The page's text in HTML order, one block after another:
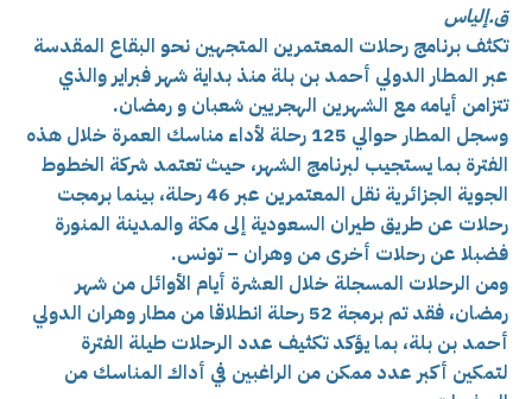
ق.إلياس
تكثف برنامج رحلات المعتمرين المتجهين نحو البقاع المقدسة
عبر المطار الدولي أحمد بن بلة منذ بداية شهر فبراير والذي
تتزامن أيامه مع الشهرين الهجريين شعبان و رمضان.
وسجل المطار حوالي 125 رحلة لأداء مناسك العمرة خلال هذه
الفترة بما يستجيب لبرنامج الشهر، حيث تعتمد شركة الخطوط
الجوية الجزائرية نقل المعتمرين عبر 46 رحلة، بينما برمجت
رحلات عن طريق طيران السعودية إلى مكة والمدينة المنورة
فضبلا عن رحلات أخرى من وهران – تونس.
ومن الرحلات المسجلة خلال العشرة أيام الأوائل من شهر
رمضان، فقد تم برمجة 52 رحلة انطلاقا من مطار وهران الدولي
أحمد بن بلة، بما يؤكد تكثيف عدد الرحلات طيلة الفترة
لتمكين أكبر عدد ممكن من الراغبين في أداك المناسك من